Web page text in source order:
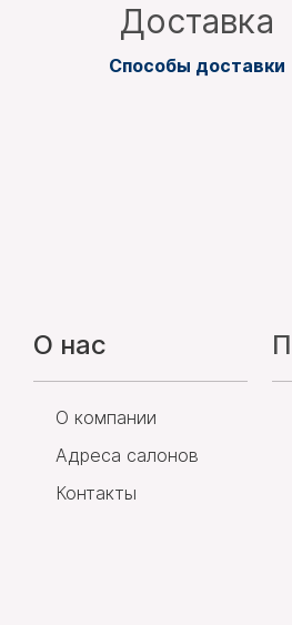
Доставка
Способы доставки
О нас
О компании
Адреса салонов
Контакты